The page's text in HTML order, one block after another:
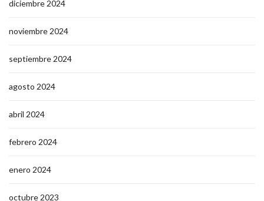
diciembre 2024
noviembre 2024
septiembre 2024
agosto 2024
abril 2024
febrero 2024
enero 2024
octubre 2023